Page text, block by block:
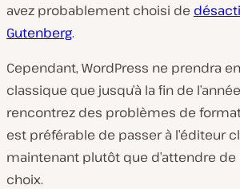
avez probablement choisi de
Gutenberg.
Cependant, WordPress ne prendra
classique que jusqu’à la fin de
rencontrez des problèmes de
est préférable de passer à l’éditeur
maintenant plutôt que d’attendre de
choix.